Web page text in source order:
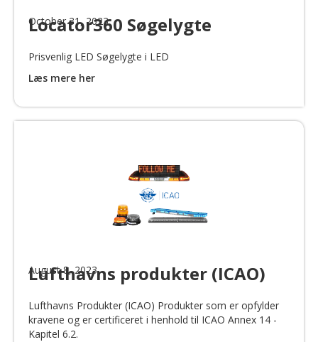
Locator360 Søgelygte
Prisvenlig LED Søgelygte i LED
Læs mere her
October 31, 2023
Lufthavns produkter (ICAO)
Lufthavns Produkter (ICAO) Produkter som er opfylder
kravene og er certificeret i henhold til ICAO Annex 14 -
Kapitel 6.2.
August 8, 2023